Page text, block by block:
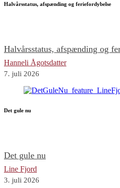
Halvårsstatus, afspænding og feriefordybelse
Halvårsstatus, afspænding og
Hanneli Ågotsdatter
7. juli 2026
Det gule nu
Det gule nu
Line Fjord
3. juli 2026